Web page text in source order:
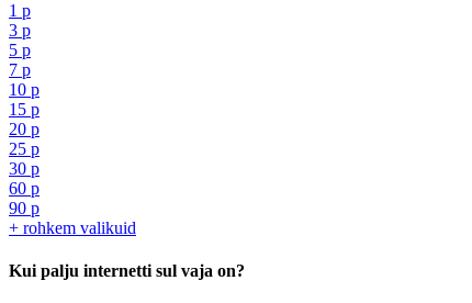
1 p
3 p
5 p
7 p
10 p
15 p
20 p
25 p
30 p
60 p
90 p
+ rohkem valikuid
Kui palju internetti sul vaja on?